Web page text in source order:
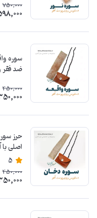
750,000
سوره
ضد فقر
450,000
حرز
اصلی
5
450,000